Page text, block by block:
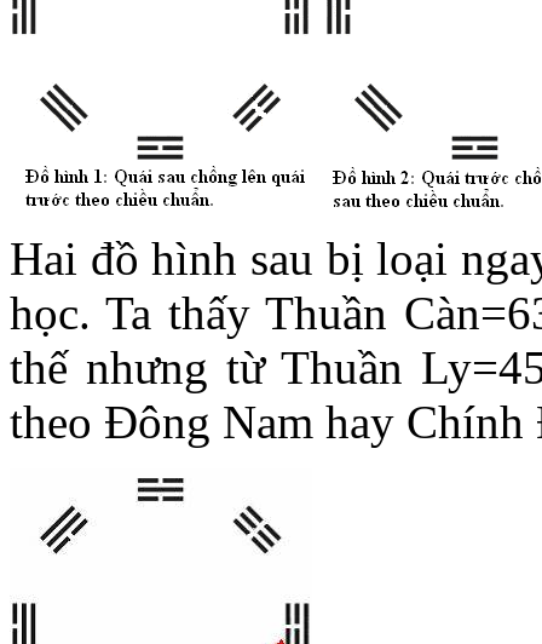
Hai đồ hình sau bị loại
học. Ta thấy Thuần
thế nhưng từ Thuần
theo Đông Nam hay